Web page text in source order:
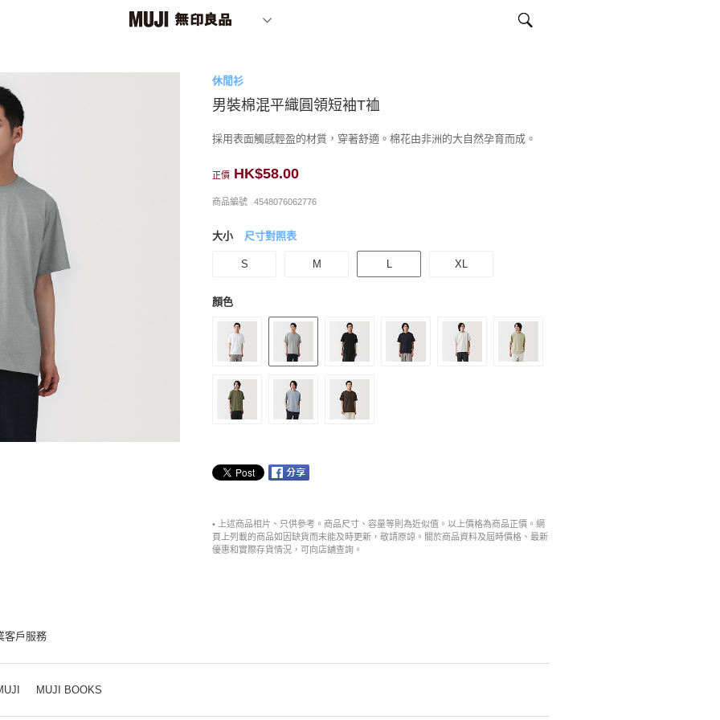
休閒衫
男裝棉混平織圓領短袖T裇
採用表面觸感輕盈的材質，穿著舒適。棉花由非洲的大自然孕育而成。
正價 HK$58.00
商品編號 4548076062776
大小 尺寸對照表
S M L XL
顏色
• 上述商品相片、只供參考。商品尺寸、容量等則為近似值。以上價格為商品正價。網
頁上列載的商品如因缺貨而未能及時更新，敬請原諒。關於商品資料及屆時價格、最新
優惠和實際存貨情況，可向店舖查詢。
客戶服務
MUJI BOOKS